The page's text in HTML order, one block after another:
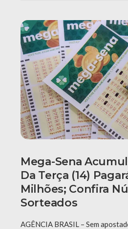
Mega-Sena
Da Terça (14)
Milhões; Confira
Sorteados
AGÊNCIA BRASIL – Sem